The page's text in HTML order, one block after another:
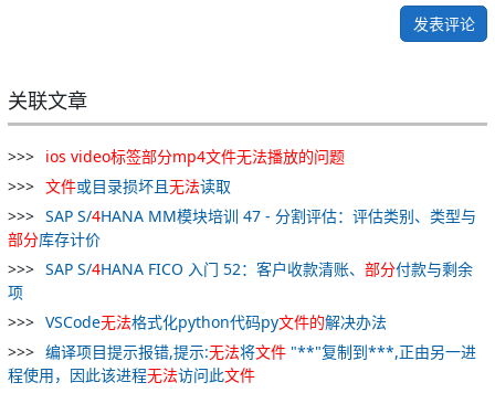
发表评论
关联文章
ios video标签部分mp4文件无法播放的问题
文件或目录损坏且无法读取
SAP S/4HANA MM模块培训 47 - 分割评估：评估类别、类型与
部分库存计价
SAP S/4HANA FICO 入门 52：客户收款清账、 部分付款与剩余
项
VSCode无法格式化python代码py文件的解决办法
编译项目提示报错,提示:无法将文件 "**"复制到***,正由另一进
程使用，因此该进程无法访问此文件